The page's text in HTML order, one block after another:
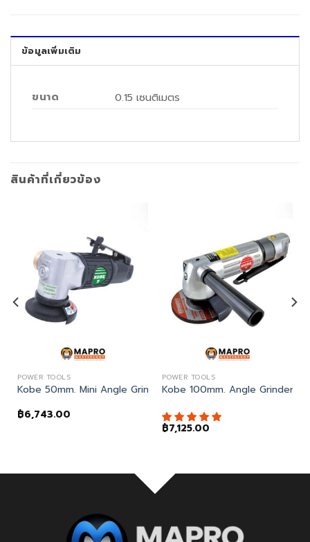
ข้อมูลเพิ่มเติม
ขนาด 0.15 เซนติเมตร
สินค้าที่เกี่ยวข้อง
POWER TOOLS
Kobe 50mm. Mini Angle Grinder
฿6,743.00
POWER TOOLS
Kobe 100mm. Angle Grinder เค
฿7,125.00
Drill ปืนลมต่อหัวสว่าน